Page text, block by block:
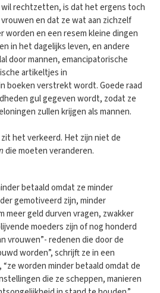
rechtzetten, is dat het ergens toch
en dat ze wat aan zichzelf
worden en een resem kleine dingen
in het dagelijks leven, en andere
door mannen, emancipatorische
artikeltjes in
boeken verstrekt wordt. Goede raad
gul gegeven wordt, zodat ze
zullen krijgen als mannen.
het verkeerd. Het zijn niet de
die moeten veranderen.
betaald omdat ze minder
gemotiveerd zijn, minder
meer geld durven vragen, zwakker
moeders zijn of nog honderd
vrouwen”- redenen die door de
worden”, schrijft ze in een
worden minder betaald omdat de
die ze scheppen, manieren